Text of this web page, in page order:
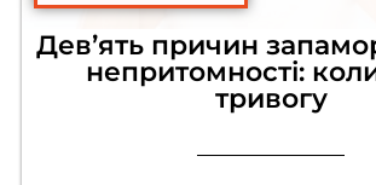
Дев’ять причин
непритомності:
тривогу